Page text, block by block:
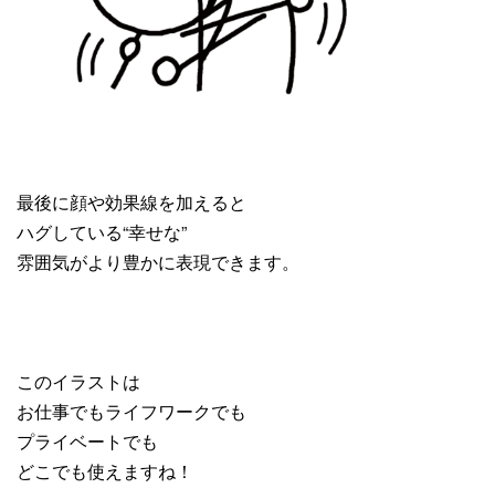
最後に顔や効果線を加えると
ハグしている“幸せな”
雰囲気がより豊かに表現できます。
このイラストは
お仕事でもライフワークでも
プライベートでも
どこでも使えますね！